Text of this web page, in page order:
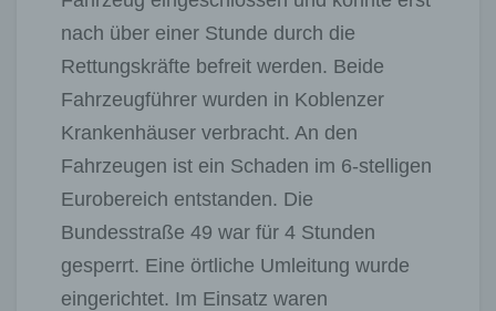
nach über einer Stunde durch die
Rettungskräfte befreit werden. Beide
Fahrzeugführer wurden in Koblenzer
Krankenhäuser verbracht. An den
Fahrzeugen ist ein Schaden im 6-stelligen
Eurobereich entstanden. Die
Bundesstraße 49 war für 4 Stunden
gesperrt. Eine örtliche Umleitung wurde
eingerichtet. Im Einsatz waren